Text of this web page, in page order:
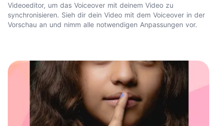
Videoeditor, um das Voiceover mit deinem Video zu
synchronisieren. Sieh dir dein Video mit dem Voiceover in der
Vorschau an und nimm alle notwendigen Anpassungen vor.